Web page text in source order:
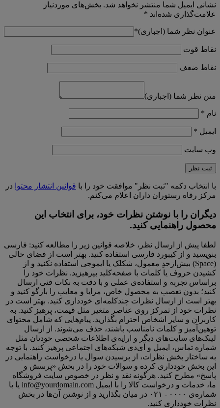
نشانی ایمیل شما منتشر نخواهد شد. بخش‌های موردنیاز
علامت‌گذاری شده‌اند *
عنوان نظر شما (اجباری)*
نقاط قوت
نقاط ضعف
متن نظر شما (اجباری)
نام *
ایمیل *
وب‌ سایت
با انتخاب دکمه "ثبت نظر" موافقت خود را با قوانین انتشار محتوا در
مرکز رفاه رستوران داران اعلام می‌کنم.
دیگران را با نوشتن نظرات خود، برای انتخاب این
محصول راهنمایی کنید.
لطفا پیش از ارسال نظر، خلاصه قوانین زیر را مطالعه کنید: فارسی
بنویسید و از کیبورد فارسی استفاده کنید. بهتر است از فضای خالی
(Space) بیش‌از‌حدِ معمول، شکلک یا ایموجی استفاده نکنید و از
کشیدن حروف یا کلمات با صفحه‌کلید بپرهیزید. نظرات خود را
براساس تجربه و استفاده‌ی عملی و با دقت به نکات فنی ارسال
کنید؛ بدون تعصب به محصول خاص، مزایا و معایب را بازگو کنید و
بهتر است از ارسال نظرات چندکلمه‌‌ای خودداری کنید. بهتر است در
نظرات خود از تمرکز روی عناصر متغیر مثل قیمت، پرهیز کنید. به
کاربران و سایر اشخاص احترام بگذارید. پیام‌هایی که شامل محتوای
توهین‌آمیز و کلمات نامناسب باشند، حذف می‌شوند. از ارسال
لینک‌های سایت‌های دیگر و ارایه‌ی اطلاعات شخصی خودتان مثل
شماره تماس، ایمیل و آی‌دی شبکه‌های اجتماعی پرهیز کنید. با توجه
به ساختار بخش نظرات، از پرسیدن سوال یا درخواست راهنمایی در
این بخش خودداری کرده و سوالات خود را در بخش «پرسش و
پاسخ» مطرح کنید. هرگونه نقد و نظر در خصوص سایت فروشگاه
ما، خدمات و درخواست کالا را با ایمیل info@yourdomain.com یا با
شماره‌ی ۰۰۰۰ - ۰۲۱ در میان بگذارید و از نوشتن آن‌ها در بخش
نظرات خودداری کنید.